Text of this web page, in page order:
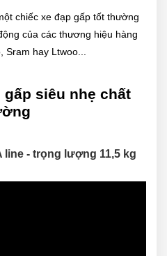
chiếc xe đạp gấp tốt thường
của các thương hiệu hàng
hay Ltwoo...
gấp siêu nhẹ chất
line - trọng lượng 11,5 kg